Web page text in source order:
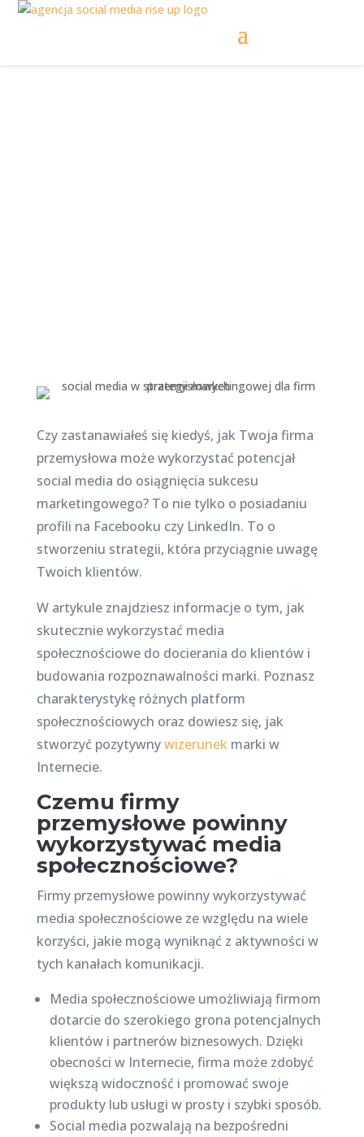
Czy zastanawiałeś się kiedyś, jak Twoja firma
przemysłowa może wykorzystać potencjał
social media do osiągnięcia sukcesu
marketingowego? To nie tylko o posiadaniu
profili na Facebooku czy LinkedIn. To o
stworzeniu strategii, która przyciągnie uwagę
Twoich klientów.
W artykule znajdziesz informacje o tym, jak
skutecznie wykorzystać media
społecznościowe do docierania do klientów i
budowania rozpoznawalności marki. Poznasz
charakterystykę różnych platform
społecznościowych oraz dowiesz się, jak
stworzyć pozytywnywizerunekmarki w
Internecie.
Czemu firmy
przemysłowe powinny
wykorzystywać media
społecznościowe?
Firmy przemysłowe powinny wykorzystywać
media społecznościowe ze względu na wiele
korzyści, jakie mogą wyniknąć z aktywności w
tych kanałach komunikacji.
Media społecznościowe umożliwiają firmom
dotarcie do szerokiego grona potencjalnych
klientów i partnerów biznesowych. Dzięki
obecności w Internecie, firma może zdobyć
większą widoczność i promować swoje
produkty lub usługi w prosty i szybki sposób.
Social media pozwalają na bezpośredni